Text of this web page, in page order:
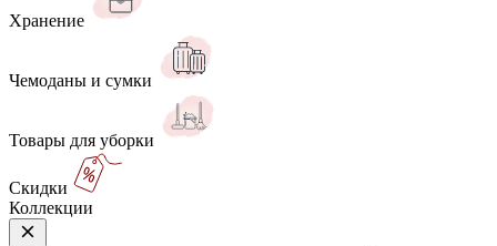
Хранение
Чемоданы и сумки
Товары для уборки
Скидки
Коллекции